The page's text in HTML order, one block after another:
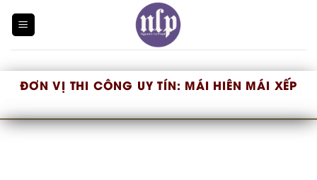
ĐƠN VỊ THI CÔNG UY TÍN: MÁI HIÊN MÁI XẾP